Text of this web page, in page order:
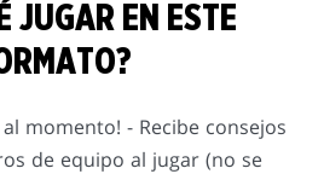
JUGAR EN ESTE
momento! - Recibe consejos
de equipo al jugar (no se